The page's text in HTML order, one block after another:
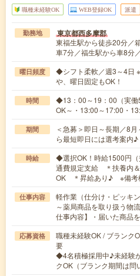
職種未経験OK WEB登録OK 派遣
勤務地 東京都西多摩郡
東福生駅から徒歩20分／
車7分／福生駅から車8分
曜日頻度
◆シフト柔軟／週3～4日
や、曜日固定もOK！
時間
◆13：00～19：00（実働
OK～・13:00～17:00・
期間
＜急募＞即日～長期／8
ら最短即日には選考案内♪
時給
◆選択OK！時給1500円
通費規定支給 ＊扶養内
OK ＊昇給あり♪ ※備考
仕事内容
軽作業（仕分け・ピッキ
～薬局商品を取り扱う物
仕事内容】・届いた商品
応募資格
職種未経験OK / ブランク
要
◆4名積極採用中♪未経験
クOK（ブランク期間は